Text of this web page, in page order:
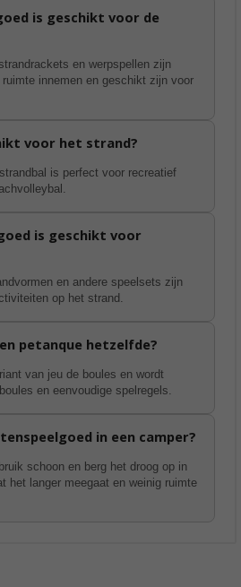
is geschikt voor de
en werpspellen zijn
innemen en geschikt zijn voor
voor het strand?
is perfect voor recreatief
is geschikt voor
en andere speelsets zijn
op het strand.
petanque hetzelfde?
van jeu de boules en wordt
en eenvoudige spelregels.
in een camper?
schoon en berg het droog op in
het langer meegaat en weinig ruimte